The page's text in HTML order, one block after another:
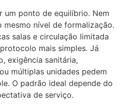
um ponto de equilíbrio. Nem
nível de formalização.
salas e circulação limitada
mais simples. Já
exigência sanitária,
múltiplas unidades pedem
O padrão ideal depende do
de serviço.